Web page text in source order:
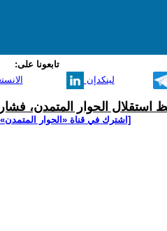
تابعونا على:
لينكدإن
استقلال الحوار المتمدن،
[اشترك في قناة ‫«الحوار